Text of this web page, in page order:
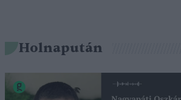
Holnapután